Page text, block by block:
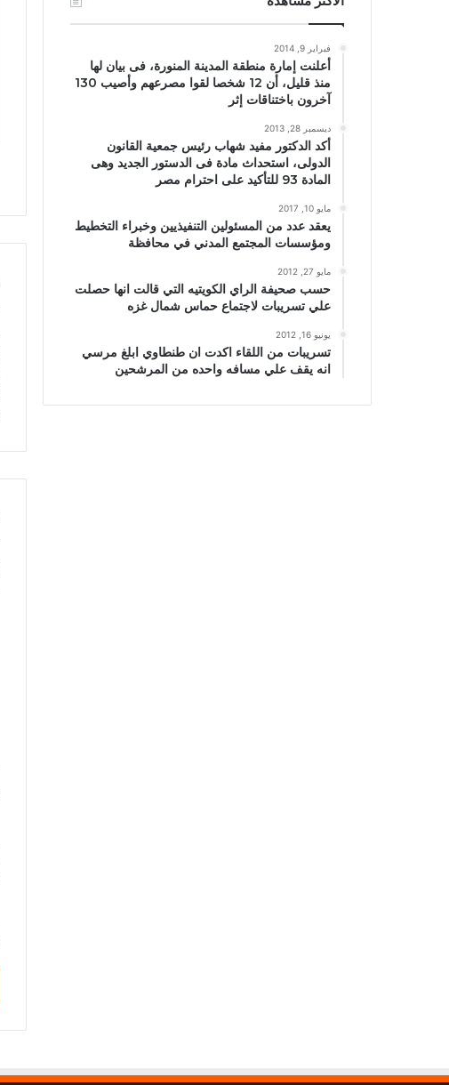
فبراير 9, 2014
أعلنت إمارة منطقة المدينة المنورة، فى بيان لها
منذ قليل، أن 12 شخصا لقوا مصرعهم وأصيب 130
آخرون باختناقات إثر
ديسمبر 28, 2013
أكد الدكتور مفيد شهاب رئيس جمعية القانون
الدولى، استحداث مادة فى الدستور الجديد وهى
المادة 93 للتأكيد على احترام مصر
مايو 10, 2017
يعقد عدد من المسئولين التنفيذيين وخبراء التخطيط
ومؤسسات المجتمع المدني في محافظة
مايو 27, 2012
حسب صحيفة الراي الكويتيه التي قالت انها حصلت
علي تسريبات لاجتماع حماس شمال غزه
يونيو 16, 2012
تسريبات من اللقاء اكدت ان طنطاوي ابلغ مرسي
انه يقف علي مسافه واحده من المرشحين